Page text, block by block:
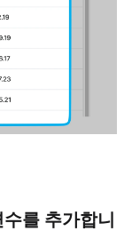
를 추가합니